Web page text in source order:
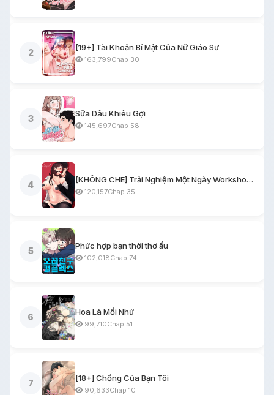
2
[19+] Tài Khoản Bí Mật Của Nữ Giáo Sư
163,799Chap 30
3
Sữa Dâu Khiêu Gợi
145,697Chap 58
4
[KHÔNG CHE] Trải Nghiệm Một Ngày Workshop BDSM
120,157Chap 35
5
Phức hợp bạn thời thơ ấu
102,018Chap 74
6
Hoa Là Mồi Nhử
99,710Chap 51
7
[18+] Chồng Của Bạn Tôi
90,633Chap 10